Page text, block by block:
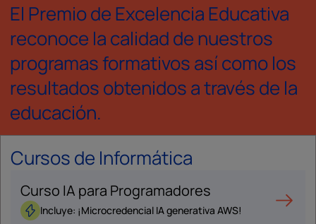
El Premio de Excelencia Educativa
reconoce la calidad de nuestros
programas formativos así como los
resultados obtenidos a través de la
educación.
Cursos de Informática
Curso IA para Programadores
Incluye: ¡Microcredencial IA generativa AWS!